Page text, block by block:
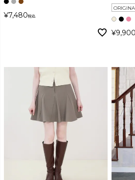
表示する
表
¥7,480税込
¥9,900